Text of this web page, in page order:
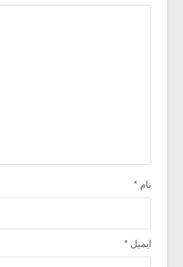
نام *
ایمیل *